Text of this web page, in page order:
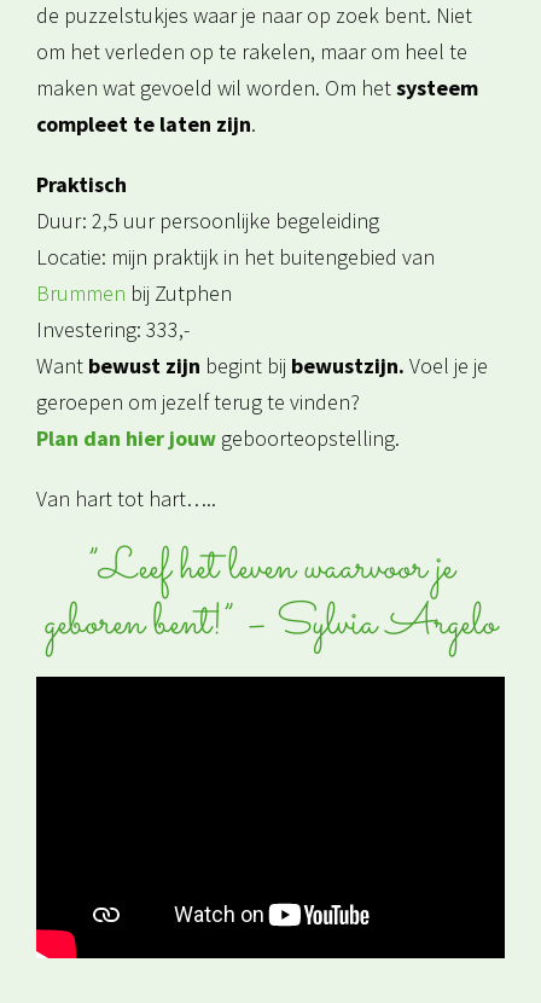
de puzzelstukjes waar je naar op zoek bent. Niet
om het verleden op te rakelen, maar om heel te
maken wat gevoeld wil worden. Om hetsysteem
compleet te laten zijn.
Praktisch
Duur: 2,5 uur persoonlijke begeleiding
Locatie: mijn praktijk in het buitengebied van
Brummen bij Zutphen
Investering: 333,-
Want bewust zijn begint bij bewustzijn. Voel je je
geroepen om jezelf terug te vinden?
Plan dan hier jouwgeboorteopstelling.
Van hart tot hart…..
”Leef het leven waarvoor je
geboren bent!” – Sylvia Argelo